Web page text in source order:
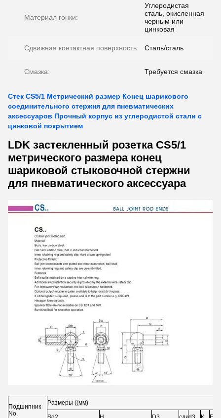
Материал гонки:
Углеродистая
сталь, окисленная
черным или
цинковая
Сдвижная контактная поверхность: Сталь/сталь
Смазка: Требуется смазка
Стек CS5/1 Метрический размер Конец шарикового
соединительного стержня для пневматических
аксессуаров Прочный корпус из углеродистой стали с
цинковой покрытием
LDK застекленный розетка CS5/1
метрического размера конец
шариковой стыковочной стержни
для пневматического аксессуара
Подшипник
No.
Размеры ((мм)